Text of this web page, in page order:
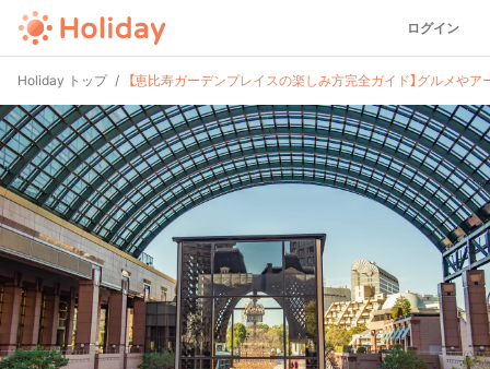
ログイン
Holiday トップ 【恵比寿ガーデンプレイスの楽しみ方完全ガイド】グルメや